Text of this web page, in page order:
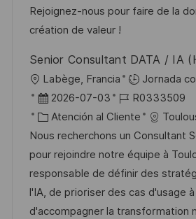
n p
u
l
i
c
a
c
i
ó
n
l
e
r
í
Rejoignez-nous pour faire de la
création de valeur !
Senior Consultant DATA / IA
U
b
c
a
c
i
ó
Labège, Francia
Jornada
F
e
c
h
a
d
e
2026-07-03
I
D
d
e
e
m
p
R0333509
C
a
t
e
g
o
Atención al Cliente
Nous recherchons un Consultant
pour rejoindre notre équipe à
responsable de définir des
l'IA, de prioriser des cas d'usage
d'accompagner la transformation